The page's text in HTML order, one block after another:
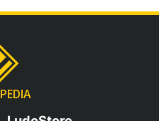
PEDIA